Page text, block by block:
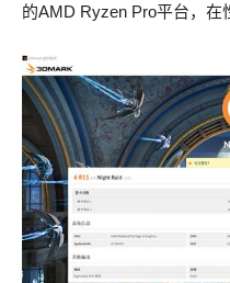
的AMD Ryzen Pro平台，在